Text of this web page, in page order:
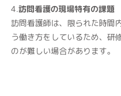
4.訪問看護の現場特有の課題
訪問看護師は、限られた時間
う働き方をしているため、研
のが難しい場合があります。